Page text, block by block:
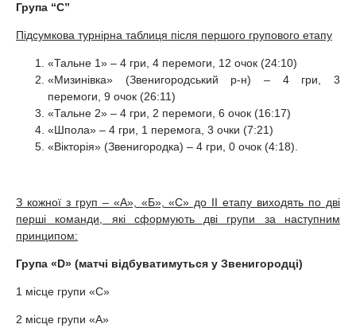
Група “С”
Підсумкова турнірна таблиця після першого групового етапу
«Тальне 1» – 4 гри, 4 перемоги, 12 очок (24:10)
«Мизинівка» (Звенигородський р-н) – 4 гри, 3
перемоги, 9 очок (26:11)
«Тальне 2» – 4 гри, 2 перемоги, 6 очок (16:17)
«Шпола» – 4 гри, 1 перемога, 3 очки (7:21)
«Вікторія» (Звенигородка) – 4 гри, 0 очок (4:18).
З кожної з груп – «А», «Б», «С» до II етапу виходять по дві
перші команди, які сформують дві групи за наступним
принципом:
Група «D» (матчі відбуватимуться у Звенигородці)
1 місце групи «С»
2 місце групи «А»